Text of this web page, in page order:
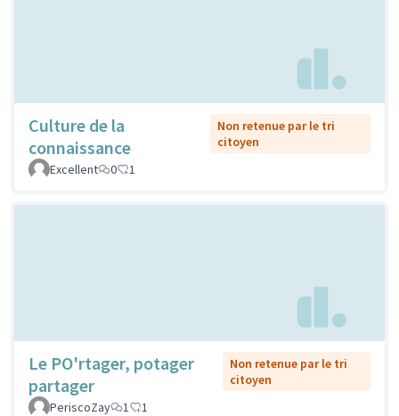
Culture de la
connaissance
Non retenue par le tri
citoyen
Excellent
0 1
Le PO'rtager, potager
partager
Non retenue par le tri
citoyen
PeriscoZay
1 1